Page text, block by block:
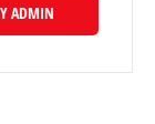
ADMIN